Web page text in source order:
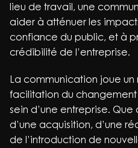
lieu de travail, une
aider à atténuer les
confiance du public, et à
crédibilité de l’entreprise.
La communication joue un
facilitation du
sein d’une entreprise. Que
d’une acquisition, d’une
de l’introduction de